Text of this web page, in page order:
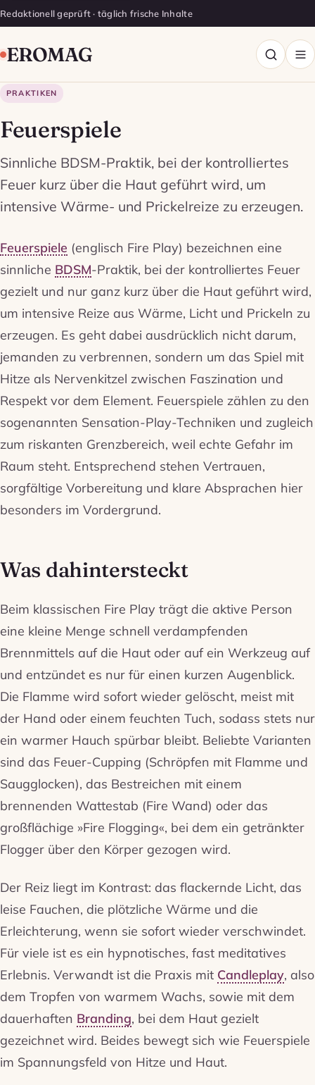
Redaktionell geprüft · täglich frische Inhalte
EROMAG
PRAKTIKEN
Feuerspiele
Sinnliche BDSM-Praktik, bei der kontrolliertes
Feuer kurz über die Haut geführt wird, um
intensive Wärme- und Prickelreize zu erzeugen.
Feuerspiele (englisch Fire Play) bezeichnen eine
sinnliche BDSM-Praktik, bei der kontrolliertes Feuer
gezielt und nur ganz kurz über die Haut geführt wird,
um intensive Reize aus Wärme, Licht und Prickeln zu
erzeugen. Es geht dabei ausdrücklich nicht darum,
jemanden zu verbrennen, sondern um das Spiel mit
Hitze als Nervenkitzel zwischen Faszination und
Respekt vor dem Element. Feuerspiele zählen zu den
sogenannten Sensation-Play-Techniken und zugleich
zum riskanten Grenzbereich, weil echte Gefahr im
Raum steht. Entsprechend stehen Vertrauen,
sorgfältige Vorbereitung und klare Absprachen hier
besonders im Vordergrund.
Was dahintersteckt
Beim klassischen Fire Play trägt die aktive Person
eine kleine Menge schnell verdampfenden
Brennmittels auf die Haut oder auf ein Werkzeug auf
und entzündet es nur für einen kurzen Augenblick.
Die Flamme wird sofort wieder gelöscht, meist mit
der Hand oder einem feuchten Tuch, sodass stets nur
ein warmer Hauch spürbar bleibt. Beliebte Varianten
sind das Feuer-Cupping (Schröpfen mit Flamme und
Saugglocken), das Bestreichen mit einem
brennenden Wattestab (Fire Wand) oder das
großflächige »Fire Flogging«, bei dem ein getränkter
Flogger über den Körper gezogen wird.
Der Reiz liegt im Kontrast: das flackernde Licht, das
leise Fauchen, die plötzliche Wärme und die
Erleichterung, wenn sie sofort wieder verschwindet.
Für viele ist es ein hypnotisches, fast meditatives
Erlebnis. Verwandt ist die Praxis mit Candleplay, also
dem Tropfen von warmem Wachs, sowie mit dem
dauerhaften Branding, bei dem Haut gezielt
gezeichnet wird. Beides bewegt sich wie Feuerspiele
im Spannungsfeld von Hitze und Haut.